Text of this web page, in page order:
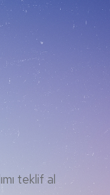
teklif al